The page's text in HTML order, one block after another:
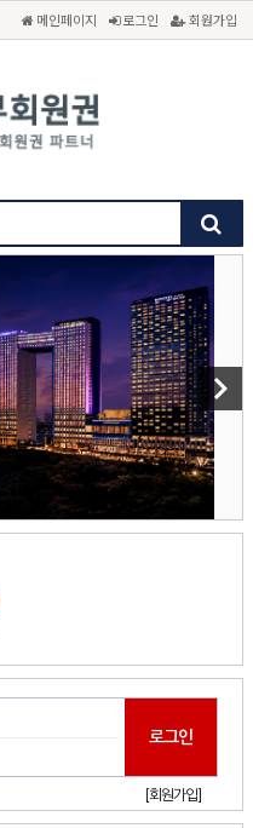
메인페이지 로그인 회원가입
keyboard_arrow_right
[회원가입]